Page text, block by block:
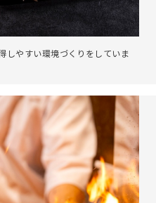
しやすい環境づくりをしていま